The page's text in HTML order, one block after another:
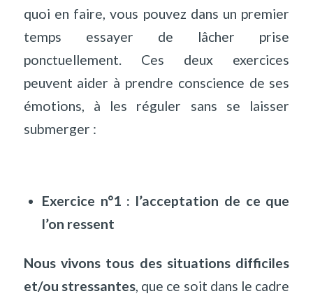
quoi en faire, vous pouvez dans un premier
temps essayer de lâcher prise
ponctuellement. Ces deux exercices
peuvent aider à prendre conscience de ses
émotions, à les réguler sans se laisser
submerger :
Exercice n°1 : l’acceptation de ce que
l’on ressent
Nous vivons tous des situations difficiles
et/ou stressantes, que ce soit dans le cadre